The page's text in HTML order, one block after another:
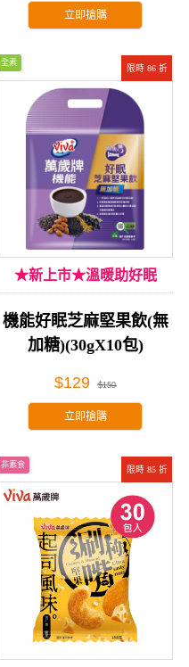
立即搶購
限時 86 折
全素
★新上市★溫暖助好眠
機能好眠芝麻堅果飲(無
加糖)(30gX10包)
$129 $150
立即搶購
限時 85 折
非素食